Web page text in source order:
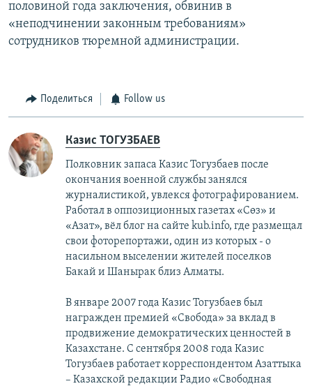
половиной года заключения, обвинив в
«неподчинении законным требованиям»
сотрудников тюремной администрации.
Поделиться Follow us
Казис ТОГУЗБАЕВ
Полковник запаса Казис Тогузбаев после
окончания военной службы занялся
журналистикой, увлекся фотографированием.
Работал в оппозиционных газетах «Сөз» и
«Азат», вёл блог на сайте kub.info, где размещал
свои фоторепортажи, один из которых - о
насильном выселении жителей поселков
Бакай и Шанырак близ Алматы.
В январе 2007 года Казис Тогузбаев был
награжден премией «Свобода» за вклад в
продвижение демократических ценностей в
Казахстане. С сентября 2008 года Казис
Тогузбаев работает корреспондентом Азаттыка
– Казахской редакции Радио «Свободная